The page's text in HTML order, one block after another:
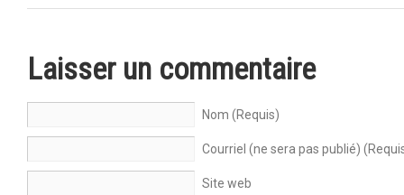
Laisser un commentaire
Nom (Requis)
Courriel (ne sera pas publié)
Site web